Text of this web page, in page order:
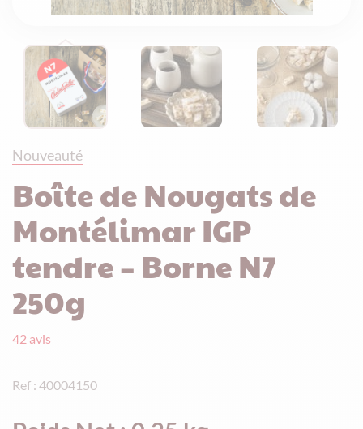
Nouveauté
Boîte de Nougats de
Montélimar IGP
tendre – Borne N7
250g
42 avis
Ref : 40004150